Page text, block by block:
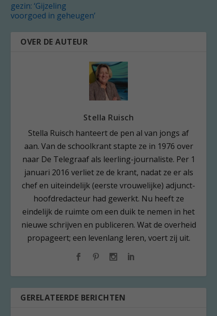
gezin: ‘Gijzeling
voorgoed in geheugen’
OVER DE AUTEUR
Stella Ruisch
Stella Ruisch hanteert de pen al van jongs af
aan. Van de schoolkrant stapte ze in 1976 over
naar De Telegraaf als leerling-journaliste. Per 1
januari 2016 verliet ze de krant, nadat ze er als
chef en uiteindelijk (eerste vrouwelijke) adjunct-
hoofdredacteur had gewerkt. Nu heeft ze
eindelijk de ruimte om een duik te nemen in het
nieuwe schrijven en publiceren. Wat de overheid
propageert; een levenlang leren, voert zij uit.
GERELATEERDE BERICHTEN